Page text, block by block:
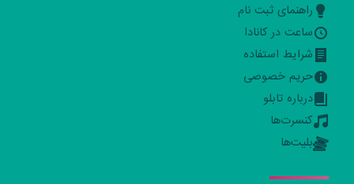
راهنمای ثبت نام
ساعت در کانادا
شرایط استفاده
حریم خصوصی
درباره تابلو
کنسرت‌ها
بلیت‌ها